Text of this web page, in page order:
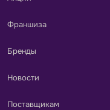
Франшиза
Бренды
Новости
Поставщикам